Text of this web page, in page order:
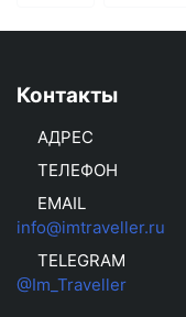
Контакты
АДРЕС
ТЕЛЕФОН
EMAIL
info@imtraveller.ru
TELEGRAM
@Im_Traveller